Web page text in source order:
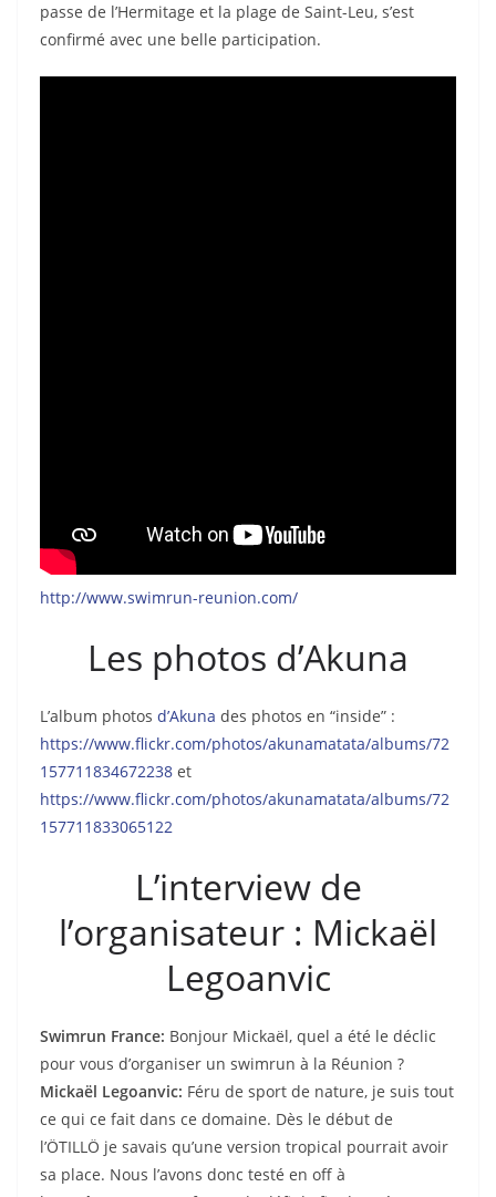
passe de l’Hermitage et la plage de Saint-Leu, s’est
confirmé avec une belle participation.
http://www.swimrun-reunion.com/
Les photos d’Akuna
L’album photos d’Akuna des photos en “inside” :
https://www.flickr.com/photos/akunamatata/albums/72
157711834672238 et
https://www.flickr.com/photos/akunamatata/albums/72
157711833065122
L’interview de
l’organisateur : Mickaël
Legoanvic
Swimrun France: Bonjour Mickaël, quel a été le déclic
pour vous d’organiser un swimrun à la Réunion ?
Mickaël Legoanvic: Féru de sport de nature, je suis tout
ce qui ce fait dans ce domaine. Dès le début de
l’ÖTILLÖ je savais qu’une version tropical pourrait avoir
sa place. Nous l’avons donc testé en off à